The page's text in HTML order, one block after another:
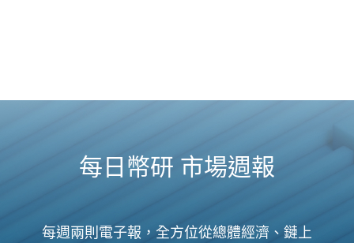
每日幣研 市場週報
每週兩則電子報，全方位從總體經濟、鏈上